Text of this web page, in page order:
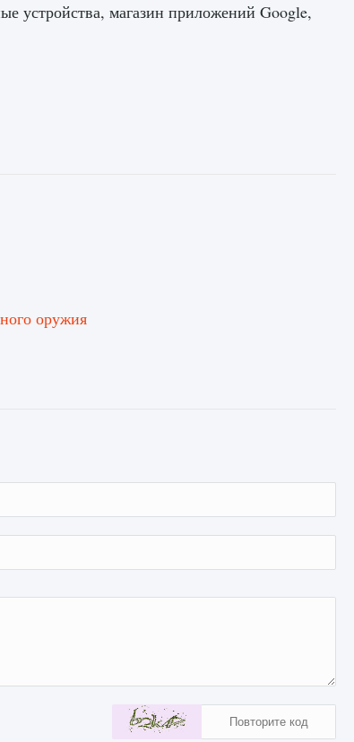
устройства, магазин приложений Google,
оружия